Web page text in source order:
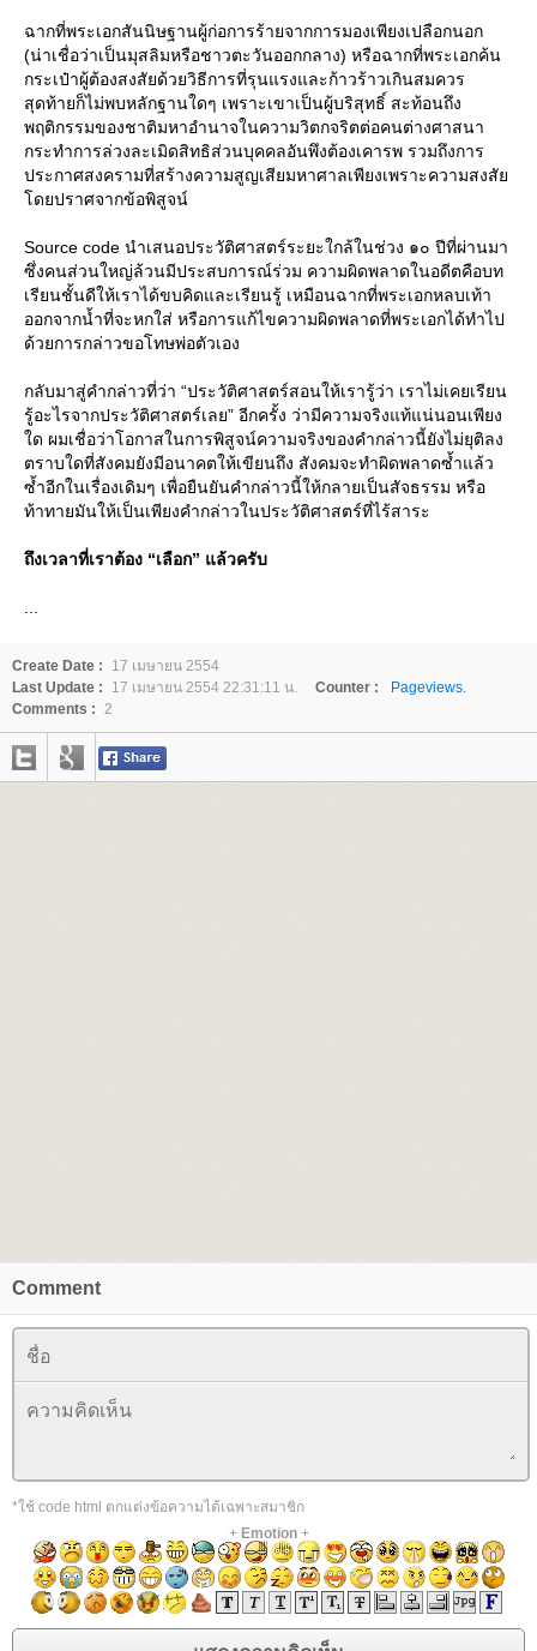
ฉากที่พระเอกสันนิษฐานผู้ก่อการร้ายจากการมองเพียงเปลือกนอก
(น่าเชื่อว่าเป็นมุสลิมหรือชาวตะวันออกกลาง) หรือฉากที่พระเอกค้น
กระเป๋าผู้ต้องสงสัยด้วยวิธีการที่รุนแรงและก้าวร้าวเกินสมควร
สุดท้ายก็ไม่พบหลักฐานใดๆ เพราะเขาเป็นผู้บริสุทธิ์ สะท้อนถึง
พฤติกรรมของชาติมหาอำนาจในความวิตกจริตต่อคนต่างศาสนา
กระทำการล่วงละเมิดสิทธิส่วนบุคคลอันพึงต้องเคารพ รวมถึงการ
ประกาศสงครามที่สร้างความสูญเสียมหาศาลเพียงเพราะความสงสั
ดยปราศจากข้อพิสูจน์
Source code นำเสนอประวัติศาสตร์ระยะใกล้ในช่วง ๑๐ ปีที่ผ่านมา
ซึ่งคนส่วนใหญ่ล้วนมีประสบการณ์ร่วม ความผิดพลาดในอดีตคือบท
เรียนชั้นดีให้เราได้ขบคิดและเรียนรู้ เหมือนฉากที่พระเอกหลบเท้า
ออกจากน้ำที่จะหกใส่ หรือการแก้ไขความผิดพลาดที่พระเอกได้ทำไป
ด้วยการกล่าวขอโทษพ่อตัวเอง
กลับมาสู่คำกล่าวที่ว่า “ประวัติศาสตร์สอนให้เรารู้ว่า เราไม่เคยเรียน
รู้อะไรจากประวัติศาสตร์เลย” อีกครั้ง ว่ามีความจริงแท้แน่นอนเพียง
ด ผมเชื่อว่าโอกาสในการพิสูจน์ความจริงของคำกล่าวนี้ยังไม่ยุติลง
ตราบใดที่สังคมยังมีอนาคตให้เขียนถึง สังคมจะทำผิดพลาดซ้ำแล้ว
ซ้ำอีกในเรื่องเดิมๆ เพื่อยืนยันคำกล่าวนี้ให้กลายเป็นสัจธรรม หรือ
ท้าทายมันให้เป็นเพียงคำกล่าวในประวัติศาสตร์ที่ไร้สาระ
ถึงเวลาที่เราต้อง “เลือก” แล้วครับ
Create Date :
17 เมษายน 2554
Last Update :
17 เมษายน 2554 22:31:11 น. Counter :
Pageviews.
Comments : 2
Comment
*ใช้ code html ตกแต่งข้อความได้เฉพาะสมาชิก
+ Emotion+